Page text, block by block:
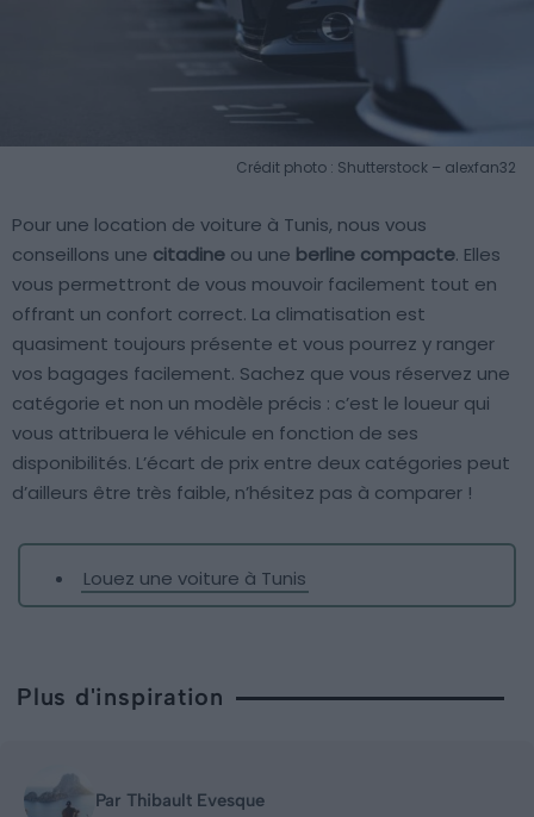
Crédit photo : Shutterstock – alexfan32
Pour une location de voiture à Tunis, nous vous
conseillons une citadine ou une berline compacte. Elles
vous permettront de vous mouvoir facilement tout en
offrant un confort correct. La climatisation est
quasiment toujours présente et vous pourrez y ranger
vos bagages facilement. Sachez que vous réservez une
catégorie et non un modèle précis : c’est le loueur qui
vous attribuera le véhicule en fonction de ses
disponibilités. L’écart de prix entre deux catégories peut
d’ailleurs être très faible, n’hésitez pas à comparer !
Louez une voiture à Tunis
Plus d'inspiration
Par Thibault Evesque